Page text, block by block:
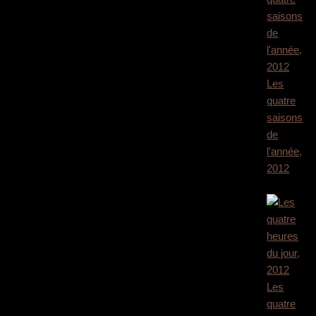
Les
quatre
saisons
de
l'année,
2012
Les
quatre